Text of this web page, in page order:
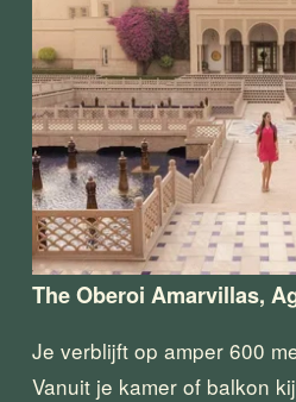
The Oberoi Amarvillas,
Je verblijft op amper 600
Vanuit je kamer of balkon